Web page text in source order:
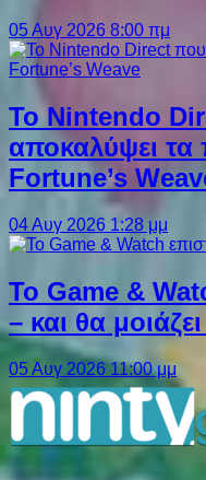
05 Αυγ 2026 8:00 πμ
Το Nintendo
αποκαλύψει τα
Fortune’s
04 Αυγ 2026 1:28 μμ
Το Game &
– και θα μοιάζει
05 Αυγ 2026 11:00 μμ